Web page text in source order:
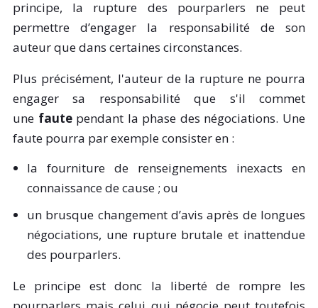
principe, la rupture des pourparlers ne peut
permettre d’engager la responsabilité de son
auteur que dans certaines circonstances.
Plus précisément, l'auteur de la rupture ne pourra
engager sa responsabilité que s'il commet
une faute pendant la phase des négociations. Une
faute pourra par exemple consister en :
la fourniture de renseignements inexacts en
connaissance de cause ; ou
un brusque changement d’avis après de longues
négociations, une rupture brutale et inattendue
des pourparlers.
Le principe est donc la liberté de rompre les